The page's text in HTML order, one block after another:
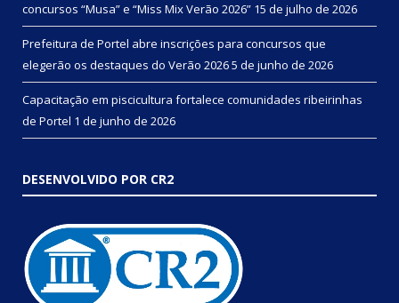
concursos “Musa” e “Miss Mix Verão 2026” 15 de julho de 2026
Prefeitura de Portel abre inscrições para concursos que
elegerão os destaques do Verão 20265 de junho de 2026
Capacitação em piscicultura fortalece comunidades ribeirinhas
de Portel 1 de junho de 2026
DESENVOLVIDO POR CR2